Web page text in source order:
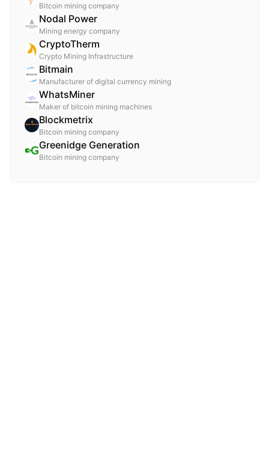
Bitcoin mining company
Nodal Power
Mining energy company
CryptoTherm
Crypto Mining Infrastructure
Bitmain
Manufacturer of digital currency mining
WhatsMiner
Maker of bitcoin mining machines
Blockmetrix
Bitcoin mining company
Greenidge Generation
Bitcoin mining company